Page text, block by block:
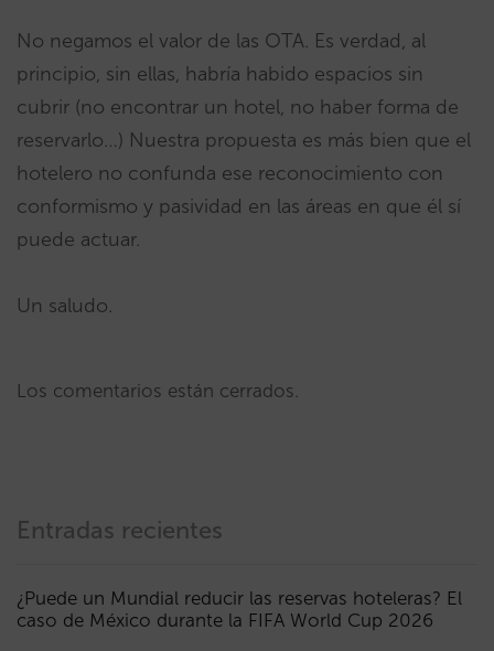
No negamos el valor de las OTA. Es verdad, al
principio, sin ellas, habría habido espacios sin
cubrir (no encontrar un hotel, no haber forma de
reservarlo…) Nuestra propuesta es más bien que el
hotelero no confunda ese reconocimiento con
conformismo y pasividad en las áreas en que él sí
puede actuar.
Un saludo.
Los comentarios están cerrados.
Entradas recientes
¿Puede un Mundial reducir las reservas hoteleras? El
caso de México durante la FIFA World Cup 2026